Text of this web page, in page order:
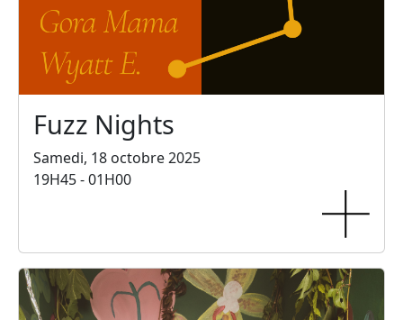
Fuzz Nights
Samedi, 18 octobre 2025
19H45 - 01H00